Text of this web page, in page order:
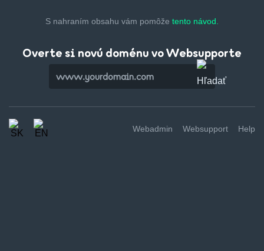
S nahraním obsahu vám pomôže tento návod.
Overte si novú doménu vo Websupporte
Webadmin Websupport Help